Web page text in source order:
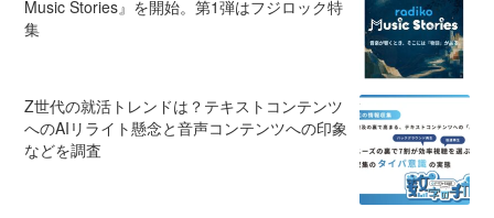
Music Stories』を開始。第1弾はフジロック特
集
Z世代の就活トレンドは？テキストコンテンツ
へのAIリライト懸念と音声コンテンツへの印象
などを調査